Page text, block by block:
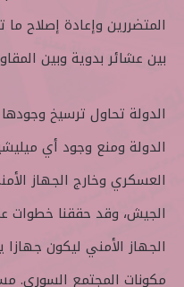
المتضررين وإعادة إصلاح
بين عشائر بدوية وبين
الدولة تحاول ترسيخ
الدولة ومنع وجود أي
العسكري وخارج الجهاز
الجيش، وقد حققنا خطوات
الجهاز الأمني ليكون
مكونات المجتمع السوري.